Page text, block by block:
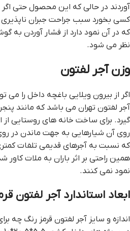
آوردند در حالی که این محصول حتی
کسی بخورد سبب جراحت جبران ناپذیری
که در آن نمود دارد از فشار آوردن
نظر می شود.
وزن آجر لفتون
اگر از بیرون ویلایی باغچه داخل را می
آجر لفتون تهران می باشد که مانند
گیرد. برای ساخت خانه های روستایی
روی آن شیارهایی به جهت ماندن در
که نسبت به آجرهای قدیمی تلفات
همین راحتی بر اثر باران به ملات
نمود نمی کنند.
ابعاد استاندارد آجر لفتون
اندازه و سایز آجر لفتون قرمز رنگ چه